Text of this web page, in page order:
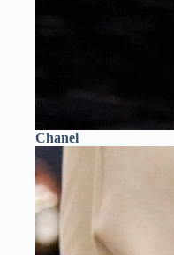
Chanel